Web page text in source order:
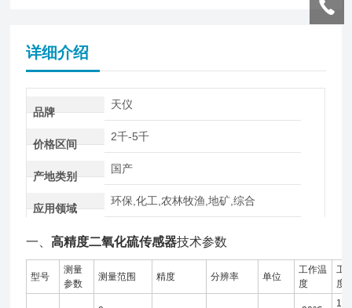
详细介绍
品牌
天仪
价格区间
2千-5千
产地类别
国产
应用领域
环保,化工,农林牧渔,地矿,综合
一、高精度二氧化硫传感器技术参数
型号
测量
参数
测量范围 精度 分辨率 单位
工作温
度
工
度
10-